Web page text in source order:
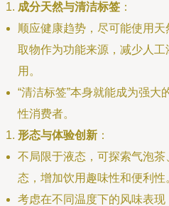
成分天然与清洁标签 ：
顺应健康趋势，尽可能使用
取物作为功能来源，减少人
用。
“清洁标签”本身就能成为强
性消费者。
形态与体验创新 ：
不局限于液态，可探索气泡
态，增加饮用趣味性和便利性
考虑在不同温度下的风味表